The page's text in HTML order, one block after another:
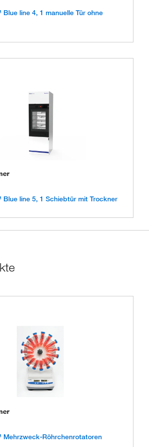
line 4, 1 manuelle Tür ohne
line 5, 1 Schiebtür mit Trockner
Röhrchenrotatoren